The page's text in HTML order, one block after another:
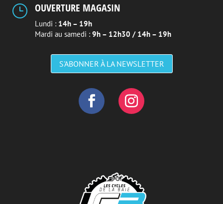
} OUVERTURE MAGASIN
Lundi : 14h – 19h
Mardi au samedi : 9h – 12h30 / 14h – 19h
S'ABONNER À LA NEWSLETTER